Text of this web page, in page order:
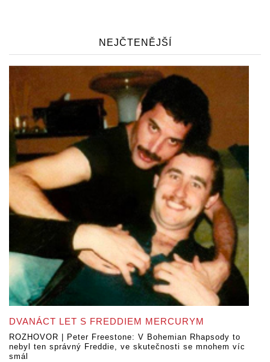
NEJČTENĚJŠÍ
DVANÁCT LET S FREDDIEM MERCURYM
ROZHOVOR | Peter Freestone: V Bohemian Rhapsody to
nebyl ten správný Freddie, ve skutečnosti se mnohem víc
smál